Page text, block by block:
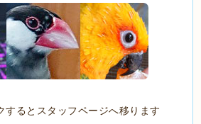
するとスタッフページへ移ります